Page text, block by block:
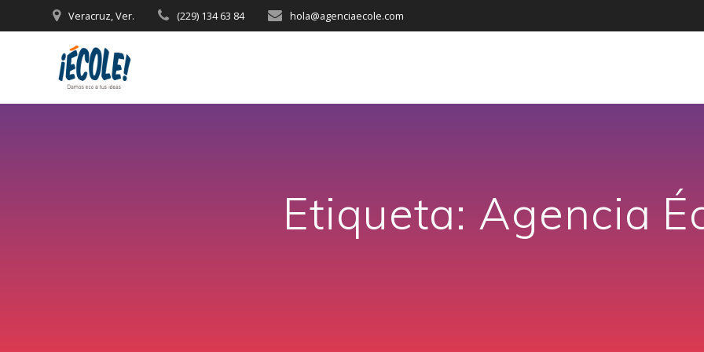
al
Veracruz, Ver. (229) 134 63 84 hola@agenciaecole.com
Etiqueta: Agencia